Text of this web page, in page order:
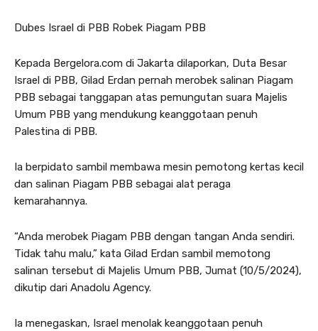
Dubes Israel di PBB Robek Piagam PBB
Kepada Bergelora.com di Jakarta dilaporkan, Duta Besar
Israel di PBB, Gilad Erdan pernah merobek salinan Piagam
PBB sebagai tanggapan atas pemungutan suara Majelis
Umum PBB yang mendukung keanggotaan penuh
Palestina di PBB.
Ia berpidato sambil membawa mesin pemotong kertas kecil
dan salinan Piagam PBB sebagai alat peraga
kemarahannya.
“Anda merobek Piagam PBB dengan tangan Anda sendiri.
Tidak tahu malu,” kata Gilad Erdan sambil memotong
salinan tersebut di Majelis Umum PBB, Jumat (10/5/2024),
dikutip dari Anadolu Agency.
Ia menegaskan, Israel menolak keanggotaan penuh